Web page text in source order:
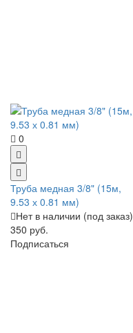
0
Труба медная 3/8" (15м,
9.53 х 0.81 мм)
Нет в наличии (под заказ)
350 руб.
Подписаться